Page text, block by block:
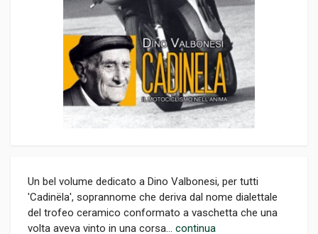
Un bel volume dedicato a Dino Valbonesi, per tutti
'Cadinëla', soprannome che deriva dal nome dialettale
del trofeo ceramico conformato a vaschetta che una
volta aveva vinto in una corsa... continua